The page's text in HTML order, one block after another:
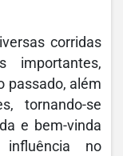
corridas
importantes,
passado, além
tornando-se
e bem-vinda
no